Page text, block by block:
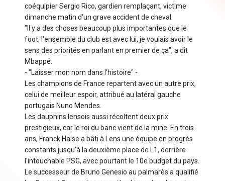
coéquipier Sergio Rico, gardien remplaçant, victime
dimanche matin d'un grave accident de cheval.
"Il y a des choses beaucoup plus importantes que le
foot, l'ensemble du club est avec lui, je voulais avoir le
sens des priorités en parlant en premier de ça", a dit
Mbappé.
- "Laisser mon nom dans l'histoire" -
Les champions de France repartent avec un autre prix,
celui de meilleur espoir, attribué au latéral gauche
portugais Nuno Mendes.
Les dauphins lensois aussi récoltent deux prix
prestigieux, car le roi du banc vient de la mine. En trois
ans, Franck Haise a bâti à Lens une équipe en progrès
constants jusqu'à la deuxième place de L1, derrière
l'intouchable PSG, avec pourtant le 10e budget du pays.
Le successeur de Bruno Genesio au palmarès a qualifié